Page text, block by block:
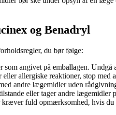
og Benadryl
du bør følge:
angivet på emballagen. Undgå
allergiske reaktioner, stop
andre lægemidler uden
eller tager andre
fuld opmærksomhed, hvis